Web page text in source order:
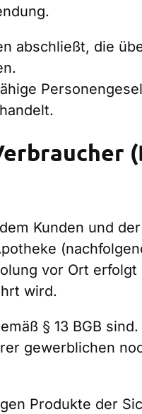
abschließt, die
Kunden und
vor Ort
wird.
§ 13 BGB
gewerblichen
Produkte der